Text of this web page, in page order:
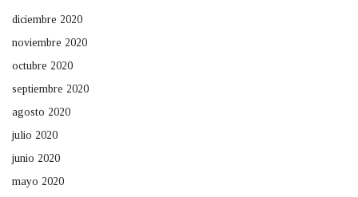
diciembre 2020
noviembre 2020
octubre 2020
septiembre 2020
agosto 2020
julio 2020
junio 2020
mayo 2020